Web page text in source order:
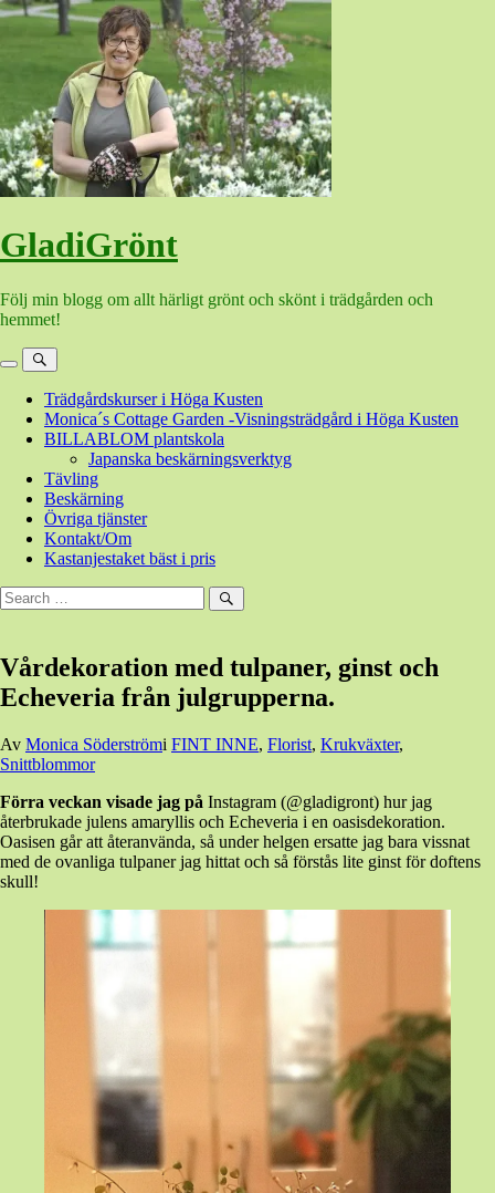
Hoppa
GladiGrönt
Följ min blogg om allt härligt grönt och skönt i trädgården och
hemmet!
MenySök
Trädgårdskurser i Höga Kusten
Monica´s Cottage Garden -Visningsträdgård i Höga Kusten
BILLABLOM plantskola
Japanska beskärningsverktyg
Tävling
Beskärning
Övriga tjänster
Kontakt/Om
Kastanjestaket bäst i pris
Sök
efter:
Sök
Vårdekoration med tulpaner, ginst och
Echeveria från julgrupperna.
Den
31
202231
januari,
2022
Av Monica Söderströmi FINT INNE, Florist, Krukväxter,
Snittblommor
Förra veckan visade jag på Instagram (@gladigront) hur jag
återbrukade julens amaryllis och Echeveria i en oasisdekoration.
Oasisen går att återanvända, så under helgen ersatte jag bara vissnat
med de ovanliga tulpaner jag hittat och så förstås lite ginst för doftens
skull!